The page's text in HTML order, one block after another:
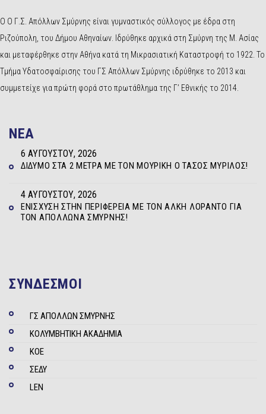
Ο Ο Γ.Σ. Απόλλων Σμύρνης είναι γυμναστικός σύλλογος με έδρα στη
Ριζούπολη, του Δήμου Αθηναίων. Ιδρύθηκε αρχικά στη Σμύρνη της Μ. Ασίας
και μεταφέρθηκε στην Αθήνα κατά τη Μικρασιατική Καταστροφή το 1922. Το
Τμήμα Υδατοσφαίρισης του ΓΣ Απόλλων Σμύρνης ιδρύθηκε το 2013 και
συμμετείχε για πρώτη φορά στο πρωτάθλημα της Γ’ Εθνικής το 2014.
NEA
ΔΊΔΥΜΟ ΣΤΑ 2 ΜΈΤΡΑ ΜΕ ΤΟΝ ΜΟΥΡΊΚΗ Ο ΤΆΣΟΣ ΜΥΡΊΛΟΣ!
6 ΑΥΓΟΎΣΤΟΥ, 2026
ΕΝΊΣΧΥΣΗ ΣΤΗΝ ΠΕΡΙΦΈΡΕΙΑ ΜΕ ΤΟΝ ΆΛΚΗ ΛΟΡΆΝΤΟ ΓΙΑ
ΤΟΝ ΑΠΌΛΛΩΝΑ ΣΜΎΡΝΗΣ!
4 ΑΥΓΟΎΣΤΟΥ, 2026
ΣΥΝΔΕΣΜΟΙ
ΓΣ ΑΠΟΛΛΩΝ ΣΜΥΡΝΗΣ
ΚΟΛΥΜΒΗΤΙΚΗ ΑΚΑΔΗΜΙΑ
ΚΟΕ
ΣΕΔΥ
LEN